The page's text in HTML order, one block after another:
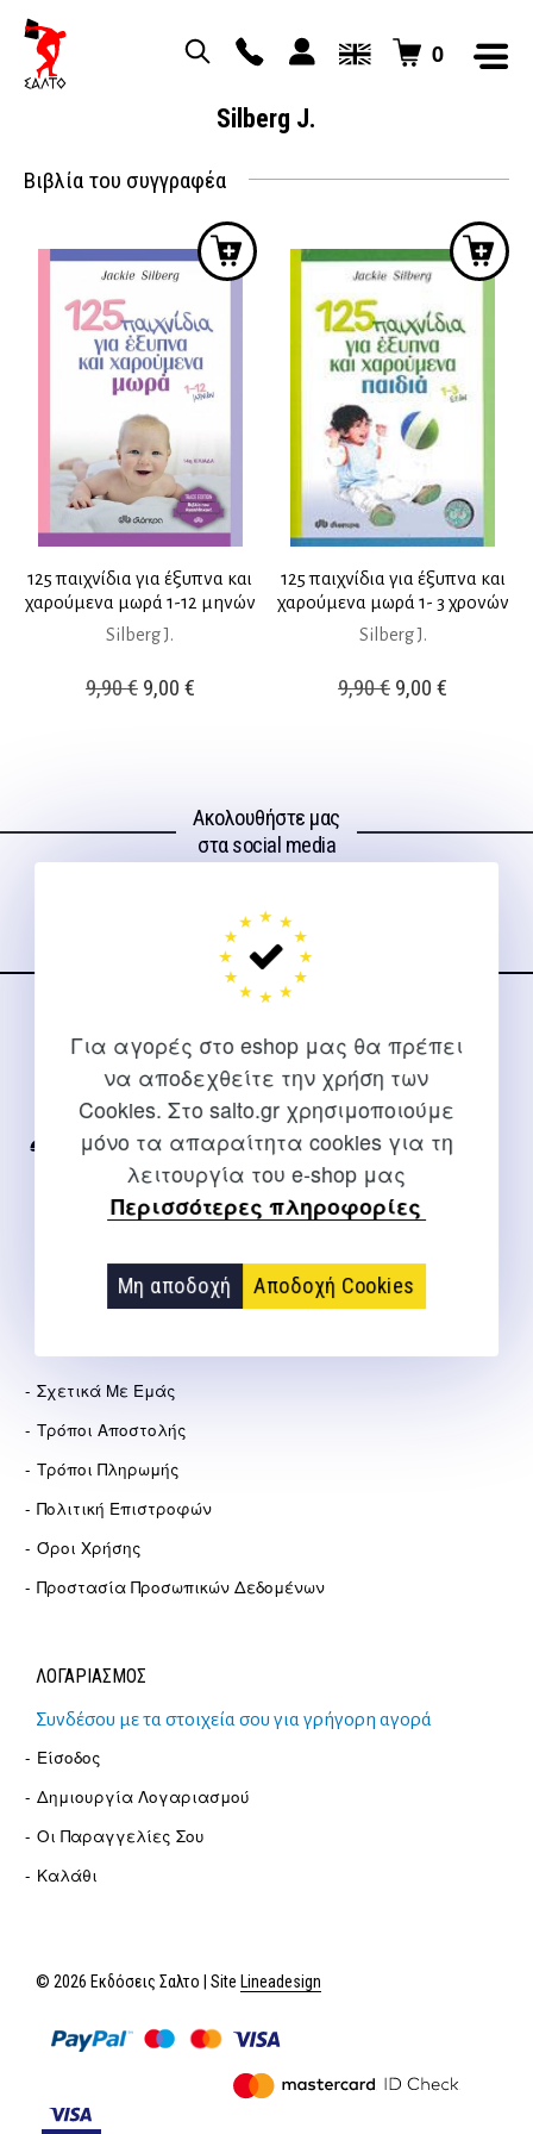
Για αγορές στο eshop μας θα πρέπει
να αποδεχθείτε την χρήση των
Cookies. Στο salto.gr χρησιμοποιούμε
μόνο τα απαραίτητα cookies για τη
λειτουργία του e-shop μας
Περισσότερες πληροφορίες
Μη αποδοχή Αποδοχή Cookies
0
Silberg J.
Βιβλία του συγγραφέα
125 παιχνίδια για έξυπνα και
χαρούμενα μωρά 1-12 μηνών
Silberg J.
9,90€ Original
9,00 €Η
9,00 €.
125 παιχνίδια για έξυπνα και
χαρούμενα μωρά 1- 3 χρονών
Silberg J.
9,90€ Original
9,00€
Ακολουθήστε μας
στα social media
ΕΠΙΚΟΙΝΩΝΊΑ
Για διευκρινίσεις και υποστήριξη παραγγελιών μέσω του
Internet
2310 267108
info@salto.gr
Σχετικά Με Εμάς
Τρόποι Αποστολής
Τρόποι Πληρωμής
Πολιτική Επιστροφών
Όροι Χρήσης
Προστασία Προσωπικών Δεδομένων
ΛΟΓΑΡΙΑΣΜΟΣ
Συνδέσου με τα στοιχεία σου για γρήγορη αγορά
Είσοδος
Δημιουργία Λογαριασμού
Οι Παραγγελίες Σου
Καλάθι
© 2026 Εκδόσεις Σαλτο | Site Lineadesign